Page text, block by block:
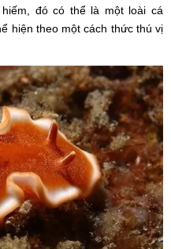
đó có thể là một loài cá
hiện theo một cách thức thú vị